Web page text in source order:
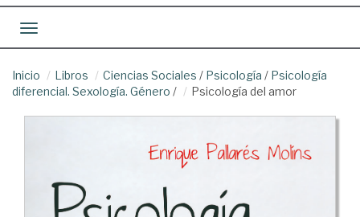
Toggle navigation
Inicio Libros Ciencias Sociales / Psicología / Psicología
diferencial. Sexología. Género / Psicología del amor